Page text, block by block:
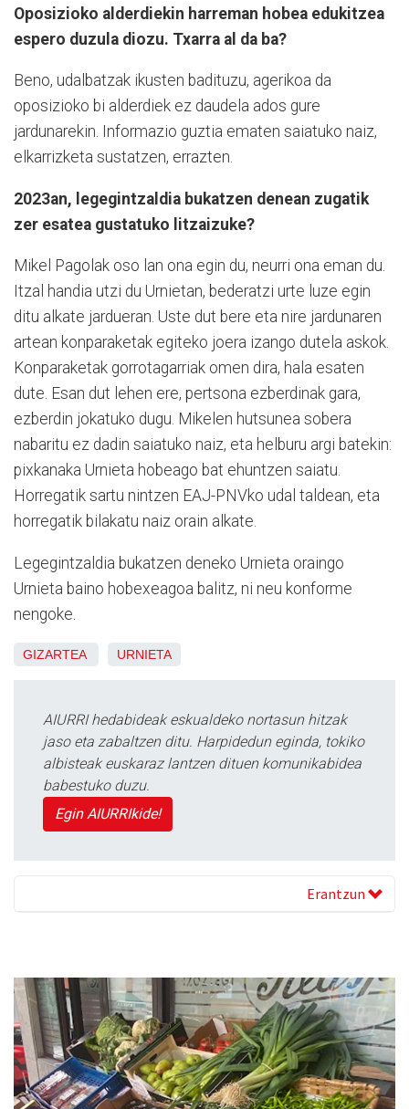
Oposizioko alderdiekin harreman hobea edukitzea
espero duzula diozu. Txarra al da ba?
Beno, udalbatzak ikusten badituzu, agerikoa da
oposizioko bi alderdiek ez daudela ados gure
jardunarekin. Informazio guztia ematen saiatuko naiz,
elkarrizketa sustatzen, errazten.
2023an, legegintzaldia bukatzen denean zugatik
zer esatea gustatuko litzaizuke?
Mikel Pagolak oso lan ona egin du, neurri ona eman du.
Itzal handia utzi du Urnietan, bederatzi urte luze egin
ditu alkate jardueran. Uste dut bere eta nire jardunaren
artean konparaketak egiteko joera izango dutela askok.
Konparaketak gorrotagarriak omen dira, hala esaten
dute. Esan dut lehen ere, pertsona ezberdinak gara,
ezberdin jokatuko dugu. Mikelen hutsunea sobera
nabaritu ez dadin saiatuko naiz, eta helburu argi batekin:
pixkanaka Urnieta hobeago bat ehuntzen saiatu.
Horregatik sartu nintzen EAJ-PNVko udal taldean, eta
horregatik bilakatu naiz orain alkate.
Legegintzaldia bukatzen deneko Urnieta oraingo
Urnieta baino hobexeagoa balitz, ni neu konforme
nengoke.
GIZARTEA URNIETA
AIURRI hedabideak eskualdeko nortasun hitzak
jaso eta zabaltzen ditu. Harpidedun eginda, tokiko
albisteak euskaraz lantzen dituen komunikabidea
babestuko duzu.
Egin AIURRIkide!
Erantzun